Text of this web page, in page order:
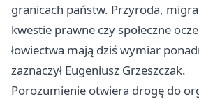
granicach państw. Przyroda,
kwestie prawne czy społeczne
łowiectwa mają dziś wymiar
zaznaczył Eugeniusz Grzeszczak.
Porozumienie otwiera drogę do